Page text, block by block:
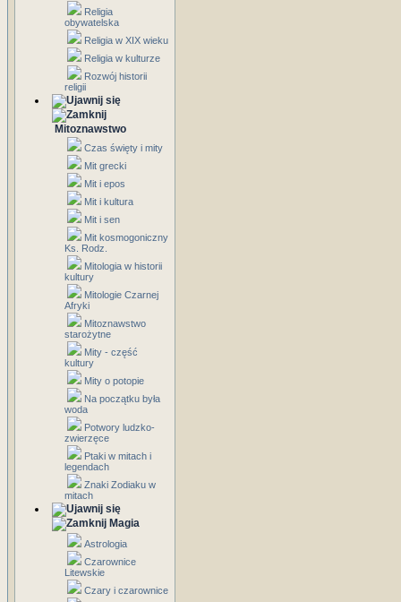
Religia
obywatelska
Religia w XIX wieku
Religia w kulturze
Rozwój historii
religii
Mitoznawstwo
Czas święty i mity
Mit grecki
Mit i epos
Mit i kultura
Mit i sen
Mit kosmogoniczny
Ks. Rodz.
Mitologia w historii
kultury
Mitologie Czarnej
Afryki
Mitoznawstwo
starożytne
Mity - część
kultury
Mity o potopie
Na początku była
woda
Potwory ludzko-
zwierzęce
Ptaki w mitach i
legendach
Znaki Zodiaku w
mitach
Magia
Astrologia
Czarownice
Litewskie
Czary i czarownice